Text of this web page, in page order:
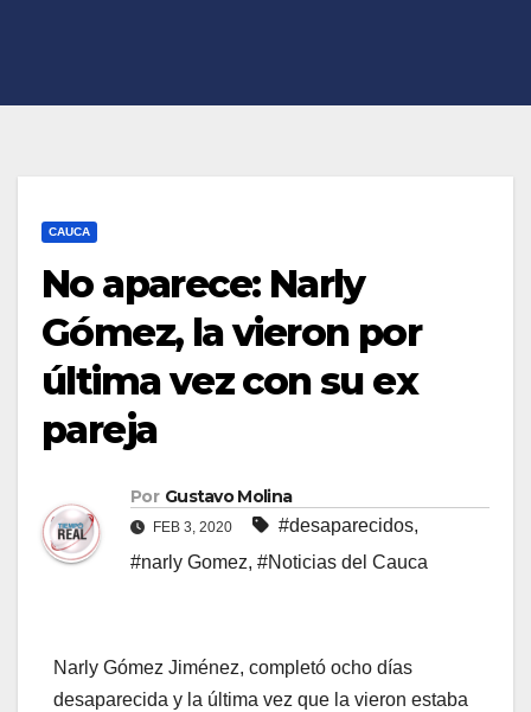
CAUCA
No aparece: Narly
Gómez, la vieron por
última vez con su ex
pareja
Por Gustavo Molina
FEB 3, 2020 #desaparecidos,
#narly Gomez, #Noticias del Cauca
Narly Gómez Jiménez, completó ocho días
desaparecida y la última vez que la vieron estaba